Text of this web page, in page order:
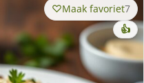
Maak favoriet7
👍